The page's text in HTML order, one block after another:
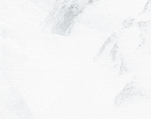
Ratschings-Jaufen